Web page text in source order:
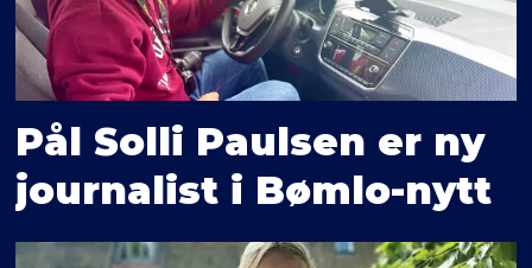
Pål Solli Paulsen er ny
journalist i Bømlo-nytt